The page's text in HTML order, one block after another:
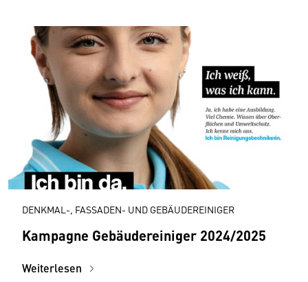
DENKMAL-, FASSADEN- UND GEBÄUDEREINIGER
Kampagne Gebäudereiniger 2024/2025
Weiterlesen